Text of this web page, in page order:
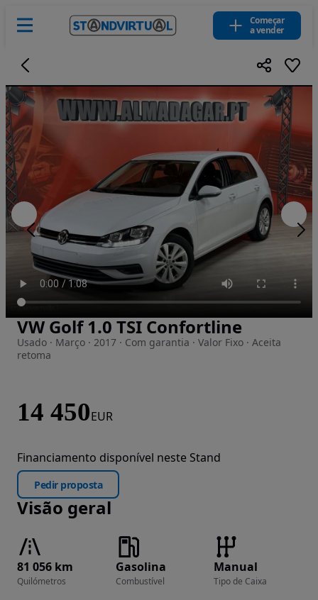
Começar
a vender
Imagem 1 de 22
VW Golf 1.0 TSI Confortline
Usado · Março · 2017 · Com garantia · Valor Fixo · Aceita
retoma
14 450EUR
Financiamento disponível neste Stand
Pedir proposta
Visão geral
81 056 km
Quilómetros
Gasolina
Combustível
Manual
Tipo de Caixa